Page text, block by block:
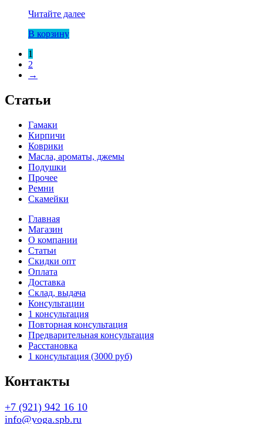
Ремень
йоги
м.
Усиленная
пряжка
Читайте далее
В корзину
1
2
→
Статьи
Гамаки
Кирпичи
Коврики
Масла, ароматы, джемы
Подушки
Прочее
Ремни
Скамейки
Главная
Магазин
О компании
Статьи
Скидки опт
Оплата
Доставка
Склад, выдача
Консультации
1 консультация
Повторная консультация
Предварительная консультация
Расстановка
1 консультация (3000 руб)
Контакты
+7 (921) 942 16 10
info@yoga.spb.ru